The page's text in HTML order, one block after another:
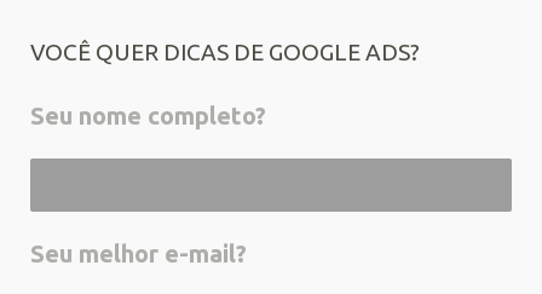
VOCÊ QUER DICAS DE GOOGLE ADS?
Seu nome completo?
Seu melhor e-mail?